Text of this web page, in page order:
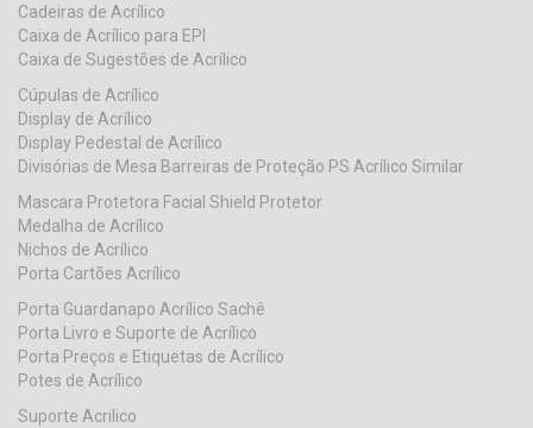
Cadeiras de Acrílico
Caixa de Acrílico para EPI
Caixa de Sugestões de Acrílico
Cúpulas de Acrílico
Display de Acrílico
Display Pedestal de Acrílico
Divisórias de Mesa Barreiras de Proteção PS Acrílico Similar
Mascara Protetora Facial Shield Protetor
Medalha de Acrílico
Nichos de Acrílico
Porta Cartões Acrílico
Porta Guardanapo Acrílico Sachê
Porta Livro e Suporte de Acrílico
Porta Preços e Etiquetas de Acrílico
Potes de Acrílico
Suporte Acrilico